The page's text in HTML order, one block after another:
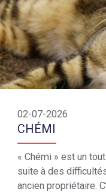
02-07-2026
CHÉMI
« Chémi » est un
suite à des
ancien propriétaire.